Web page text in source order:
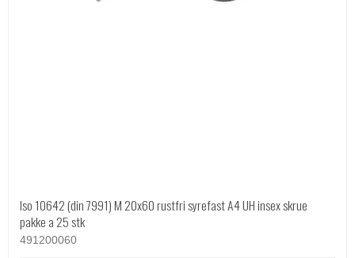
Iso 10642 (din 7991) M 20x60 rustfri syrefast A4 UH insex skrue
pakke a 25 stk
491200060